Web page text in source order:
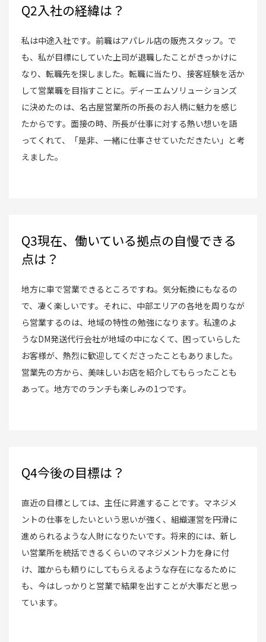
Q2入社の経緯は？
私は中途入社です。前職はアパレル店の販売スタッフ。で
も、私が目標にしていた上司が退職したことがきっかけに
なり、転職先を探しました。転職に当たり、接客経験を活か
して営業職を目指すことに。ディーエムソリューションズ
に決めたのは、名古屋営業所の所長のお人柄に魅力を感じ
たからです。面接の時、所長が仕事に対する熱い想いを語
ってくれて、「是非、一緒に仕事させていただきたい」と考
えました。
Q3現在、働いている拠点の自慢できる
点は？
地方に車で営業できるところですね。気分転換にもなるの
で、凄く楽しいです。それに、中部エリアの各地を周りなが
ら営業するのは、地域の特性の勉強になります。私達のよ
うなDM発送代行会社が地域の中になくて、困っていらした
お客様が、熱烈に歓迎してくださったこともありました。
営業先の方から、美味しいお店を紹介してもらったことも
あって。地方でのランチも楽しみの1つです。
Q4今後の目標は？
直近の目標としては、主任に昇進することです。マネジメ
ントの仕事をしたいという思いが強く、組織運営を円滑に
進められるような人財になりたいです。将来的には、新し
い営業所を統括できるくらいのマネジメント力を身に付
け、誰からも頼りにしてもらえるような存在になるために
も、今はしっかりと営業で結果を出すことが大事だと思っ
ています。